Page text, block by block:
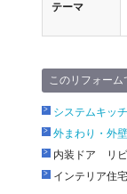
テーマ
このリフォー
システムキッ
外まわり・外壁
内装ドア リ
インテリア住